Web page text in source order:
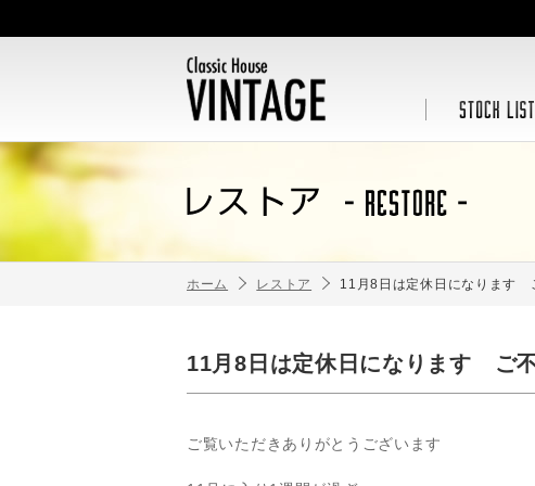
ホーム レストア 11月8日は定休日になります
11月8日は定休日になります ご
ご覧いただきありがとうございます